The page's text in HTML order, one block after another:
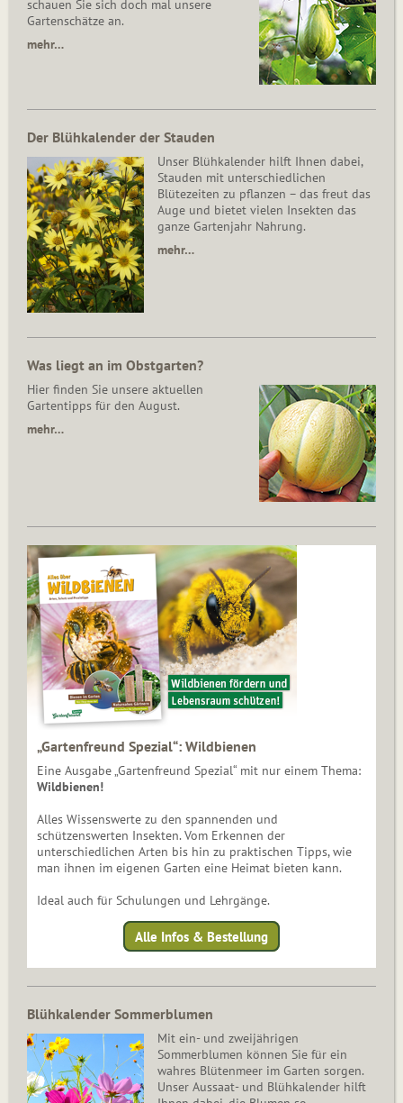
schauen Sie sich doch mal unsere
Gartenschätze an.
mehr…
Der Blühkalender der Stauden
Unser Blühkalender hilft Ihnen dabei,
Stauden mit unterschiedlichen
Blütezeiten zu pflanzen – das freut das
Auge und bietet vielen Insekten das
ganze Gartenjahr Nahrung.
mehr…
Was liegt an im Obstgarten?
Hier finden Sie unsere aktuellen
Gartentipps für den August.
mehr…
„Gartenfreund Spezial“: Wildbienen
Eine Ausgabe „Gartenfreund Spezial“ mit nur einem Thema:
Wildbienen!
Alles Wissenswerte zu den spannenden und
schützenswerten Insekten. Vom Erkennen der
unterschiedlichen Arten bis hin zu praktischen Tipps, wie
man ihnen im eigenen Garten eine Heimat bieten kann.
Ideal auch für Schulungen und Lehrgänge.
Alle Infos & Bestellung
Blühkalender Sommerblumen
Mit ein- und zweijährigen
Sommerblumen können Sie für ein
wahres Blütenmeer im Garten sorgen.
Unser Aussaat- und Blühkalender hilft